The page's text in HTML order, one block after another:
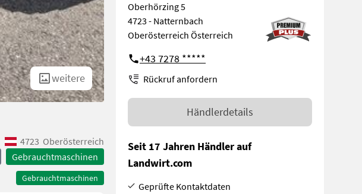
weitere
4723 Oberösterreich
Gebrauchtmaschinen
Gebrauchtmaschinen
Oberhörzing 5
4723 - Natternbach
Oberösterreich Österreich
+43 7278 *****
Rückruf anfordern
Händlerdetails
Seit 17 Jahren Händler auf
Landwirt.com
Geprüfte Kontaktdaten